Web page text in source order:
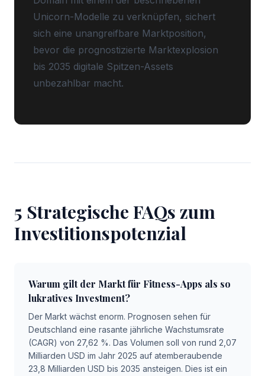
Unicorn-Modelle zu verknüpfen, sichert
sich eine unangreifbare Marktposition,
bevor die prognostizierte Marktexplosion
bis 2035 digitale Spitzen-Assets
unbezahlbar macht.
5 Strategische FAQs zum
Investitionspotenzial
Warum gilt der Markt für Fitness-Apps als so
lukratives Investment?
Der Markt wächst enorm. Prognosen sehen für
Deutschland eine rasante jährliche Wachstumsrate
(CAGR) von 27,62 %. Das Volumen soll von rund 2,07
Milliarden USD im Jahr 2025 auf atemberaubende
23,8 Milliarden USD bis 2035 ansteigen. Dies ist ein